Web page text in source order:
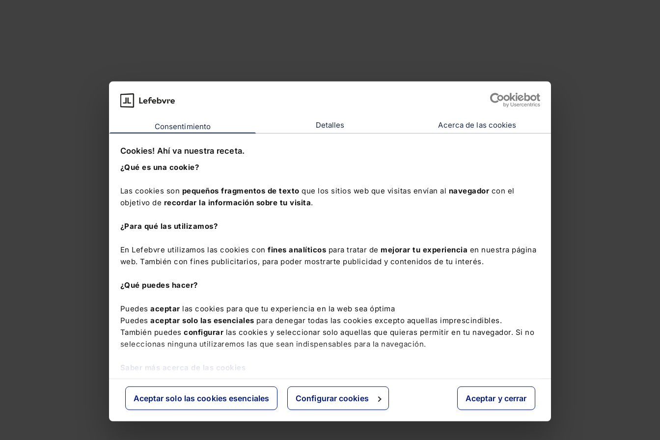
Consentimiento Detalles Acerca de las cookies
Cookies! Ahí va nuestra receta.
¿Qué es una cookie?
Las cookies son pequeños fragmentos de texto que los sitios web que visitas envían al navegador con el
objetivo de recordar la información sobre tu visita.
¿Para qué las utilizamos?
En Lefebvre utilizamos las cookies con fines analíticos para tratar de mejorar tu experiencia en nuestra página
web. También con fines publicitarios, para poder mostrarte publicidad y contenidos de tu interés.
¿Qué puedes hacer?
Puedes aceptar las cookies para que tu experiencia en la web sea óptima
Puedes aceptar solo las esenciales para denegar todas las cookies excepto aquellas imprescindibles.
También puedes configurar las cookies y seleccionar solo aquellas que quieras permitir en tu navegador. Si no
seleccionas ninguna utilizaremos las que sean indispensables para la navegación.
Saber más acerca de las cookies
Aceptar solo las cookies esenciales Configurar cookies Aceptar y cerrar